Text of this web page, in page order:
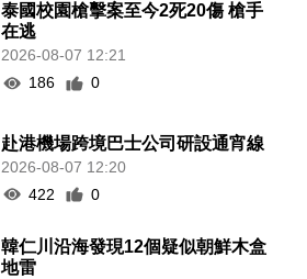
泰國校園槍擊案至今2死20傷 槍手
在逃
2026-08-07 12:21
186
0
赴港機場跨境巴士公司研設通宵線
2026-08-07 12:20
422
0
韓仁川沿海發現12個疑似朝鮮木盒
地雷